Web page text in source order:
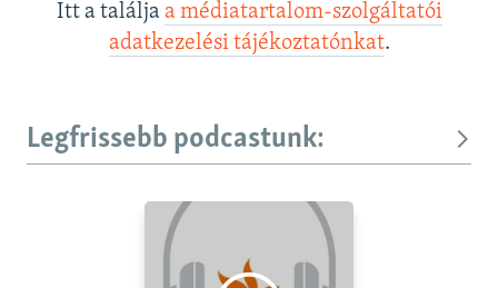
Itt a találja a médiatartalom-szolgáltatói
adatkezelési tájékoztatónkat.
Legfrissebb podcastunk: